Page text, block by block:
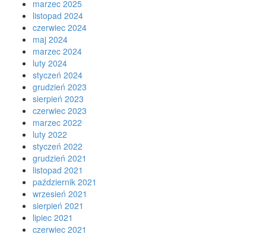
marzec 2025
listopad 2024
czerwiec 2024
maj 2024
marzec 2024
luty 2024
styczeń 2024
grudzień 2023
sierpień 2023
czerwiec 2023
marzec 2022
luty 2022
styczeń 2022
grudzień 2021
listopad 2021
październik 2021
wrzesień 2021
sierpień 2021
lipiec 2021
czerwiec 2021